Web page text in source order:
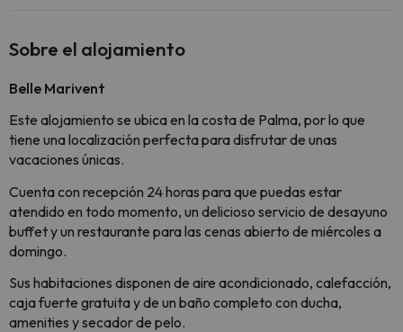
Sobre el alojamiento
Belle Marivent
Este alojamiento se ubica en la costa de Palma, por lo que
tiene una localización perfecta para disfrutar de unas
vacaciones únicas.
Cuenta con recepción 24 horas para que puedas estar
atendido en todo momento, un delicioso servicio de desayuno
buffet y un restaurante para las cenas abierto de miércoles a
domingo.
Sus habitaciones disponen de aire acondicionado, calefacción,
caja fuerte gratuita y de un baño completo con ducha,
amenities y secador de pelo.